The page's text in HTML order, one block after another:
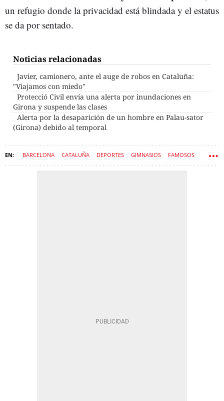
un refugio donde la privacidad está blindada y el estatus
se da por sentado.
Noticias relacionadas
Javier, camionero, ante el auge de robos en Cataluña:
"Viajamos con miedo"
Protecció Civil envía una alerta por inundaciones en
Girona y suspende las clases
Alerta por la desaparición de un hombre en Palau-sator
(Girona) debido al temporal
BARCELONA CATALUÑA DEPORTES GIMNASIOS FAMOSOS